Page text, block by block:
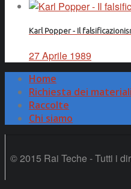
Karl Popper - Il
27 Aprile 1989
Home
Richiesta dei materiali
Raccolte
Chi siamo
© 2015 Rai Teche - Tutti i